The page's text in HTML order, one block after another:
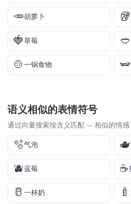
🥕胡萝卜 🥡
🍓草莓 🥙
🍲 一锅食物 🫛
语义相似的表情符号
通过向量搜索按含义匹配 — 相似的情感
🫧气泡 🫖
🫐蓝莓 ☕
🥛 一杯奶 🍼